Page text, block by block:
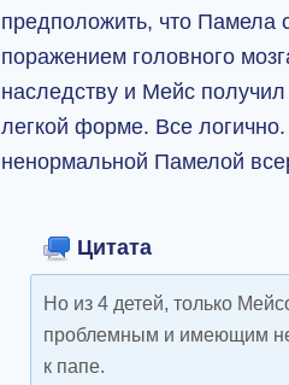
предположить, что Памела
поражением головного
наследству и Мейс
легкой форме. Все
ненормальной Памелой
Цитата
Но из 4 детей, только
проблемным и имеющим
к папе.